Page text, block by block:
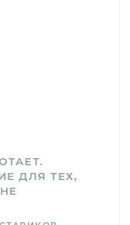
ДЛЯ ТЕХ,